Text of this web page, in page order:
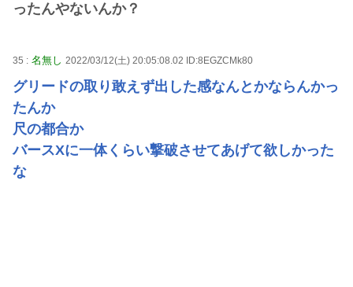
ったんやないんか？
35 : 名無し 2022/03/12(土) 20:05:08.02 ID:8EGZCMk80
グリードの取り敢えず出した感なんとかならんかっ
たんか
尺の都合か
バースXに一体くらい撃破させてあげて欲しかった
な